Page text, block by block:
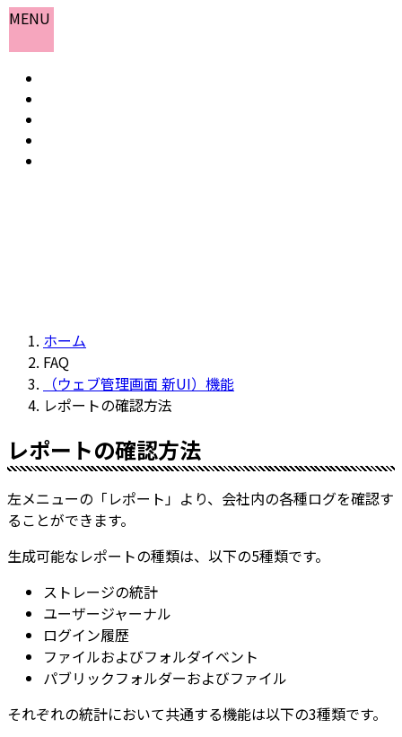
コ
ナ
ホーム
FAQ
（ウェブ管理画面 新UI）機能
レポートの確認方法
レポートの確認方法
左メニューの「レポート」より、会社内の各種ログを確認す
ることができます。
生成可能なレポートの種類は、以下の5種類です。
ストレージの統計
ユーザージャーナル
ログイン履歴
ファイルおよびフォルダイベント
パブリックフォルダーおよびファイル
それぞれの統計において共通する機能は以下の3種類です。
MENU